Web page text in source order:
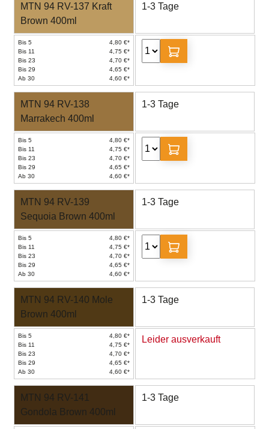
MTN 94 RV-137 Kraft
Brown 400ml
1-3 Tage
Bis 5
4,80 €*
Bis 11
4,75 €*
Bis 23
4,70 €*
Bis 29
4,65 €*
Ab 30
4,60 €*
MTN 94 RV-138
Marrakech 400ml
1-3 Tage
Bis 5
4,80 €*
Bis 11
4,75 €*
Bis 23
4,70 €*
Bis 29
4,65 €*
Ab 30
4,60 €*
MTN 94 RV-139
Sequoia Brown 400ml
1-3 Tage
Bis 5
4,80 €*
Bis 11
4,75 €*
Bis 23
4,70 €*
Bis 29
4,65 €*
Ab 30
4,60 €*
MTN 94 RV-140 Mole
Brown 400ml
1-3 Tage
Bis 5
4,80 €*
Bis 11
4,75 €*
Bis 23
4,70 €*
Bis 29
4,65 €*
Ab 30
4,60 €*
Leider ausverkauft
MTN 94 RV-141
Gondola Brown 400ml
1-3 Tage